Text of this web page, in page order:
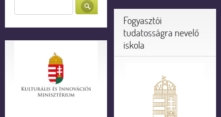
Fogyasztói
tudatosságra nevelő
iskola